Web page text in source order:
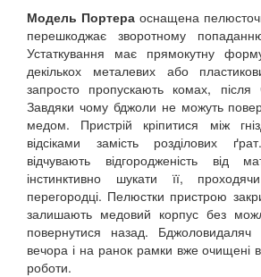
Модель Портера оснащена
перешкоджає зворотному
Устаткування має прямокутну
декількох металевих або
запросто пропускають комах, після
Завдяки чому бджоли не можуть
медом. Пристрій кріпитися між
відсіками замість розділових
відчувають відгородженість від
інстинктивно шукати її,
перегородці. Пелюстки пристрою
залишають медовий корпус без
повернутися назад. Бджоловидаляч
вечора і на ранок рамки вже очищені
роботи.